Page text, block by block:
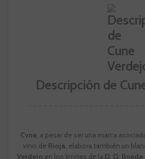
Descripción de
Cvne, a pesar de ser una marca
vino de Rioja, elabora también un
Verdejo en los límites de la D. O. Rueda